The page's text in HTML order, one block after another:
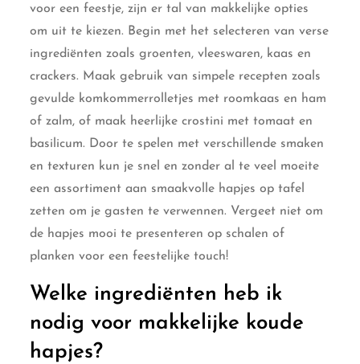
voor een feestje, zijn er tal van makkelijke opties
om uit te kiezen. Begin met het selecteren van verse
ingrediënten zoals groenten, vleeswaren, kaas en
crackers. Maak gebruik van simpele recepten zoals
gevulde komkommerrolletjes met roomkaas en ham
of zalm, of maak heerlijke crostini met tomaat en
basilicum. Door te spelen met verschillende smaken
en texturen kun je snel en zonder al te veel moeite
een assortiment aan smaakvolle hapjes op tafel
zetten om je gasten te verwennen. Vergeet niet om
de hapjes mooi te presenteren op schalen of
planken voor een feestelijke touch!
Welke ingrediënten heb ik
nodig voor makkelijke koude
hapjes?